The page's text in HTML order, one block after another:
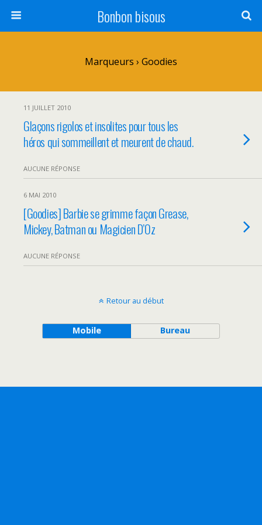
Bonbon bisous
Marqueurs › Goodies
11 JUILLET 2010
Glaçons rigolos et insolites pour tous les
héros qui sommeillent et meurent de chaud.
AUCUNE RÉPONSE
6 MAI 2010
[Goodies] Barbie se grimme façon Grease,
Mickey, Batman ou Magicien D’Oz
AUCUNE RÉPONSE
Retour au début
Mobile Bureau